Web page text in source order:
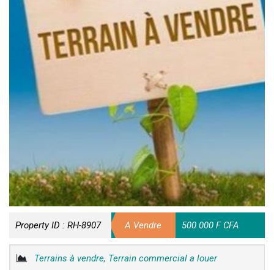
Property ID : RH-8907 A Vendre 500 000 F CFA
Terrains à vendre, Terrain commercial a louer